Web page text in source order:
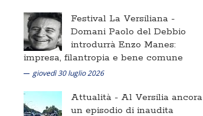
Festival La Versiliana -
Domani Paolo del Debbio
introdurrà Enzo Manes:
impresa, filantropia e bene comune
giovedì 30 luglio 2026
Attualità - Al Versilia ancora
un episodio di inaudita